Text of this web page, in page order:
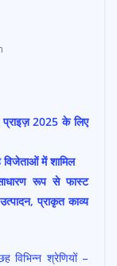
प्राइज़ 2025 के लिए
में शामिल
रूप से फास्ट
प्राकृत काव्य
श्रेणियों –